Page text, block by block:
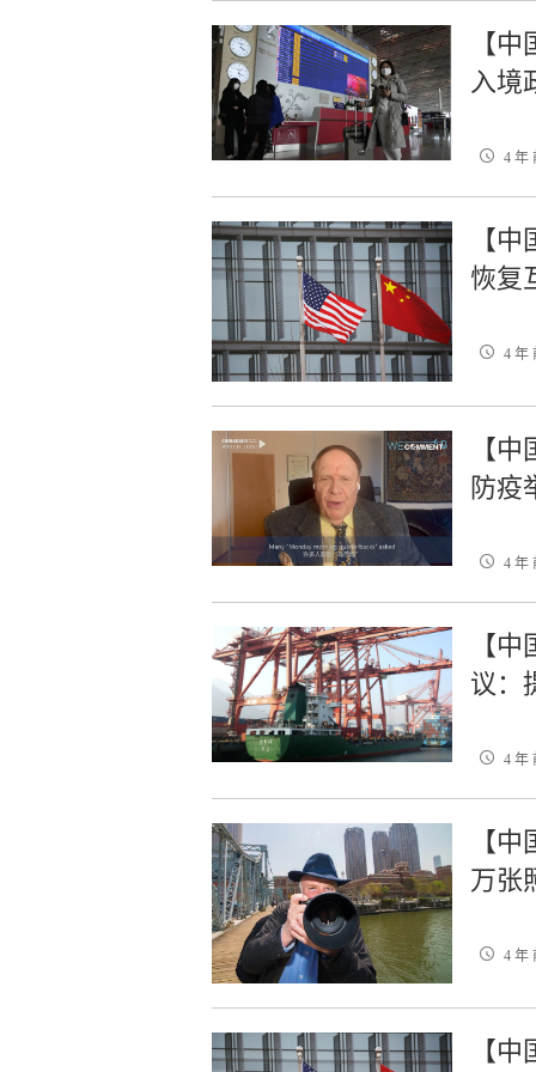
【
入境
4 年
【
恢复
4 年
【
防疫
4 年
【
议：
4 年
【
万张
4 年
【